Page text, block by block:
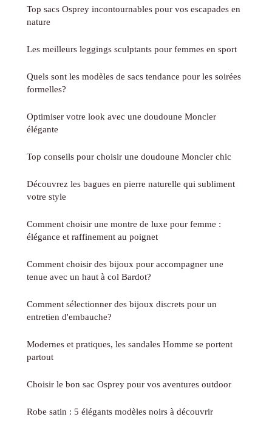
Top sacs Osprey incontournables pour vos escapades en
nature
Les meilleurs leggings sculptants pour femmes en sport
Quels sont les modèles de sacs tendance pour les soirées
formelles?
Optimiser votre look avec une doudoune Moncler
élégante
Top conseils pour choisir une doudoune Moncler chic
Découvrez les bagues en pierre naturelle qui subliment
votre style
Comment choisir une montre de luxe pour femme :
élégance et raffinement au poignet
Comment choisir des bijoux pour accompagner une
tenue avec un haut à col Bardot?
Comment sélectionner des bijoux discrets pour un
entretien d'embauche?
Modernes et pratiques, les sandales Homme se portent
partout
Choisir le bon sac Osprey pour vos aventures outdoor
Robe satin : 5 élégants modèles noirs à découvrir